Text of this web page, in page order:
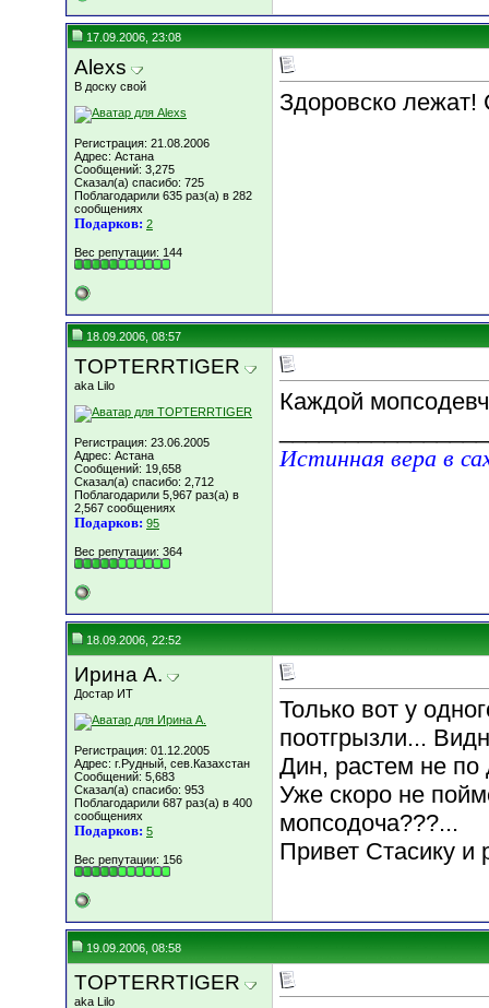
17.09.2006, 23:08
Alexs
В доску свой
Регистрация: 21.08.2006
Адрес: Астана
Сообщений: 3,275
Сказал(а) спасибо: 725
Поблагодарили 635 раз(а) в 282
сообщениях
Подарков: 2
Вес репутации: 144
Здоровско
18.09.2006, 08:57
TOPTERRTIGER
aka Lilo
Регистрация: 23.06.2005
Адрес: Астана
Сообщений: 19,658
Сказал(а) спасибо: 2,712
Поблагодарили 5,967 раз(а) в
2,567 сообщениях
Подарков: 95
Вес репутации: 364
Каждой
Истинная вера в
18.09.2006, 22:52
Ирина А.
Достар ИТ
Регистрация: 01.12.2005
Адрес: г.Рудный, сев.Казахстан
Сообщений: 5,683
Сказал(а) спасибо: 953
Поблагодарили 687 раз(а) в 400
сообщениях
Подарков: 5
Вес репутации: 156
Только вот у
поотгрызли...
Дин, растем не по
Уже скоро не
мопсодоча???...
Привет Стасику и
19.09.2006, 08:58
TOPTERRTIGER
aka Lilo